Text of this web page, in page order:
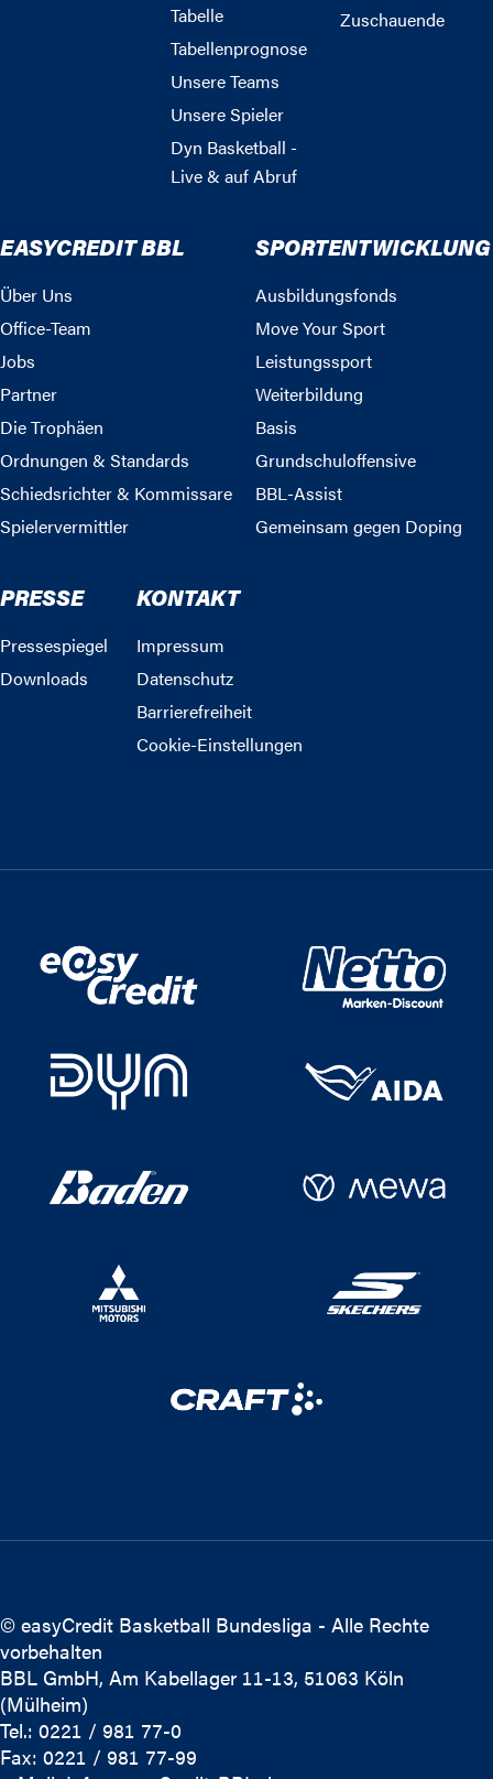
Tabelle
Tabellenprognose
Unsere Teams
Unsere Spieler
Dyn Basketball -
Live & auf Abruf
Zuschauende
EASYCREDIT BBL
Über Uns
Office-Team
Jobs
Partner
Die Trophäen
Ordnungen & Standards
Schiedsrichter & Kommissare
Spielervermittler
SPORTENTWICKLUNG
Ausbildungsfonds
Move Your Sport
Leistungssport
Weiterbildung
Basis
Grundschuloffensive
BBL-Assist
Gemeinsam gegen Doping
PRESSE
Pressespiegel
Downloads
KONTAKT
Impressum
Datenschutz
Barrierefreiheit
Cookie-Einstellungen
© easyCredit Basketball Bundesliga - Alle Rechte
vorbehalten
BBL GmbH, Am Kabellager 11-13, 51063 Köln
(Mülheim)
Tel.: 0221 / 981 77-0
Fax: 0221 / 981 77-99